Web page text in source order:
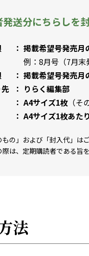
送分にちらしを
掲載希望号発売月
例：8月号（7月
掲載希望号発売月
りらく編集部
A4サイズ1枚 （
A4サイズ1枚あた
の」および「封入代」はご
は、定期購読者である旨
法